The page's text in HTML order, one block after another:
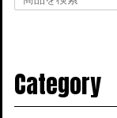
Category